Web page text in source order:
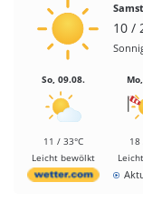
10 /
So, 09.08.
11 / 33°C
Leicht bewölkt
18